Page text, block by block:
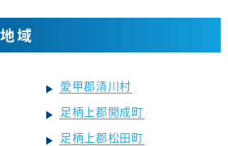
域
愛甲郡清川村
足柄上郡開成町
足柄上郡松田町